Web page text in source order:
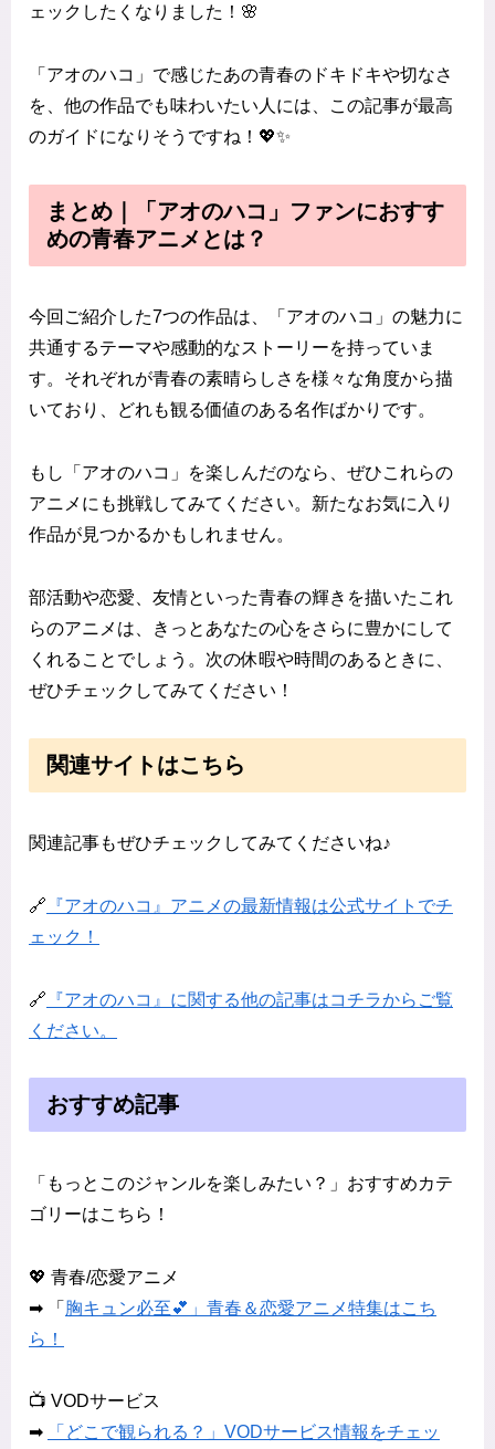
ェックしたくなりました！🌸
「アオのハコ」で感じたあの青春のドキドキや切なさ
を、他の作品でも味わいたい人には、この記事が最高
のガイドになりそうですね！💖✨
まとめ｜「アオのハコ」ファンにおすす
めの青春アニメとは？
今回ご紹介した7つの作品は、「アオのハコ」の魅力に
共通するテーマや感動的なストーリーを持っていま
す。それぞれが青春の素晴らしさを様々な角度から描
いており、どれも観る価値のある名作ばかりです。
もし「アオのハコ」を楽しんだのなら、ぜひこれらの
アニメにも挑戦してみてください。新たなお気に入り
作品が見つかるかもしれません。
部活動や恋愛、友情といった青春の輝きを描いたこれ
らのアニメは、きっとあなたの心をさらに豊かにして
くれることでしょう。次の休暇や時間のあるときに、
ぜひチェックしてみてください！
関連サイトはこちら
関連記事もぜひチェックしてみてくださいね♪
🔗 『アオのハコ』アニメの最新情報は公式サイトでチ
ェック！
🔗 『アオのハコ』に関する他の記事はコチラからご覧
ください。
おすすめ記事
「もっとこのジャンルを楽しみたい？」おすすめカテ
ゴリーはこちら！
💖 青春/恋愛アニメ
➡ 「 胸キュン必至💕」青春＆恋愛アニメ特集はこち
ら！
📺 VODサービス
➡
「どこで観られる？」VODサービス情報をチェッ